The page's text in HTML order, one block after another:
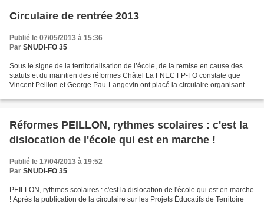
Circulaire de rentrée 2013
Publié le 07/05/2013 à 15:36
Par SNUDI-FO 35
Sous le signe de la territorialisation de l’école, de la remise en cause des
statuts et du maintien des réformes Châtel La FNEC FP-FO constate que
Vincent Peillon et George Pau-Langevin ont placé la circulaire organisant la
Réformes PEILLON, rythmes scolaires : c'est la
dislocation de l'école qui est en marche !
Publié le 17/04/2013 à 19:52
Par SNUDI-FO 35
PEILLON, rythmes scolaires : c'est la dislocation de l'école qui est en marche
! Après la publication de la circulaire sur les Projets Éducatifs de Territoire